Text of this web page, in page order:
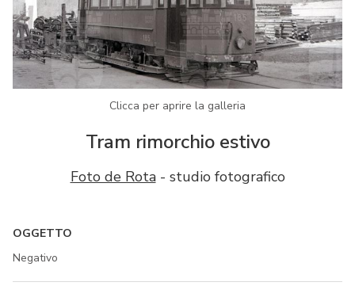
Clicca per aprire la galleria
Tram rimorchio estivo
Foto de Rota- studio fotografico
OGGETTO
Negativo